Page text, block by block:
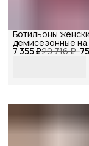
7 355 ₽29 716 ₽−75
Ботильоны
демисезонные на
шпильке